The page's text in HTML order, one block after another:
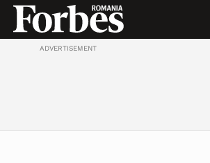
ADVERTISEMENT